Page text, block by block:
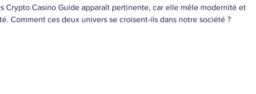
Crypto Casino Guide apparaît pertinente, car elle mêle modernité et
Comment ces deux univers se croisent-ils dans notre société ?